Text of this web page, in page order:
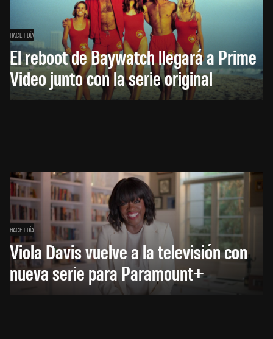
HACE 1 DÍA
El reboot de Baywatch llegará a Prime
Video junto con la serie original
HACE 1 DÍA
Viola Davis vuelve a la televisión con
nueva serie para Paramount+